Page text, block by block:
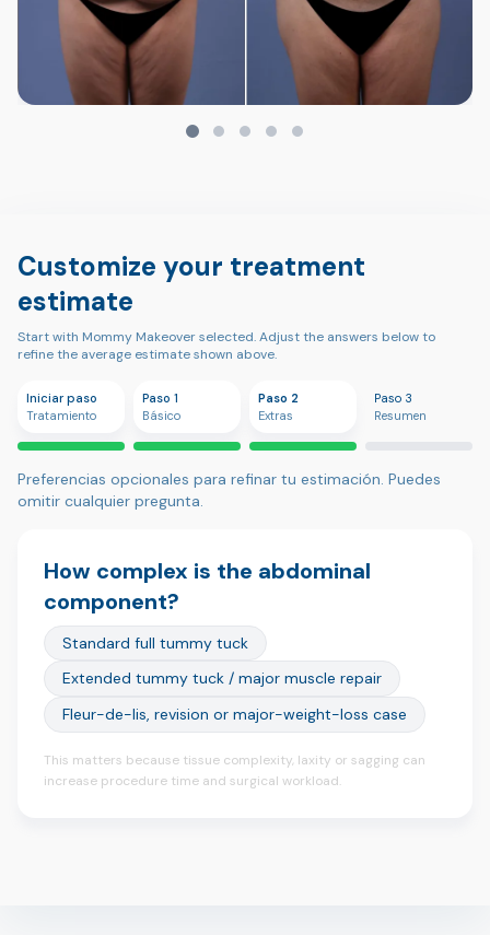
Customize your treatment
estimate
Start with Mommy Makeover selected. Adjust the answers below to
refine the average estimate shown above.
Iniciar paso
Tratamiento
Paso 1
Básico
Paso 2
Extras
Paso 3
Resumen
Preferencias opcionales para refinar tu estimación. Puedes
omitir cualquier pregunta.
How complex is the abdominal
component?
Standard full tummy tuck
Extended tummy tuck / major muscle repair
Fleur-de-lis, revision or major-weight-loss case
This matters because tissue complexity, laxity or sagging can
increase procedure time and surgical workload.